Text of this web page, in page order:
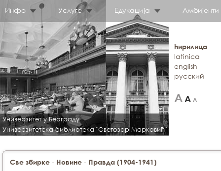
Инфо Услуге Едукација Амбијенти
Универзитет у Београду
Универзитетска библиотека "Светозар Марковић"
ћирилица
latinica
english
русский
Све збирке - Новине - Правда (1904-1941)